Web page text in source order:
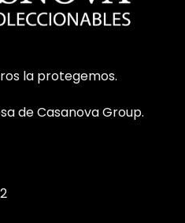
la protegemos.
de Casanova Group.